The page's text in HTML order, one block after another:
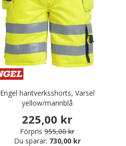
Engel hantverksshorts, Varsel
yellow/marinblå
225,00 kr
Förpris 955,00 kr
Du sparar: 730,00 kr